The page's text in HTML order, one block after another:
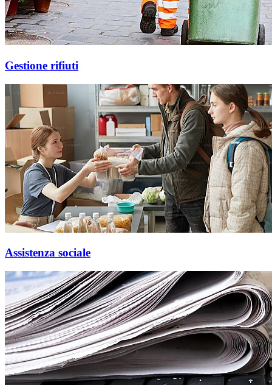
Gestione rifiuti
Assistenza sociale